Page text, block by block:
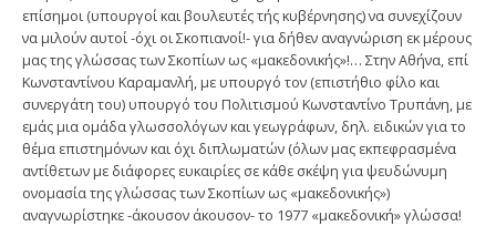
επίσημοι (υπουργοί και βουλευτές τής κυβέρνησης) να συνεχίζουν
να μιλούν αυτοί -όχι οι Σκοπιανοί!- για δήθεν αναγνώριση εκ μέρους
μας της γλώσσας των Σκοπίων ως «μακεδονικής»!… Στην Αθήνα, επί
Κωνσταντίνου Καραμανλή, με υπουργό τον (επιστήθιο φίλο και
συνεργάτη του) υπουργό του Πολιτισμού Κωνσταντίνο Τρυπάνη, με
εμάς μια ομάδα γλωσσολόγων και γεωγράφων, δηλ. ειδικών για το
θέμα επιστημόνων και όχι διπλωματών (όλων μας εκπεφρασμένα
αντίθετων με διάφορες ευκαιρίες σε κάθε σκέψη για ψευδώνυμη
ονομασία της γλώσσας των Σκοπίων ως «μακεδονικής»)
αναγνωρίστηκε -άκουσον άκουσον- το 1977 «μακεδονική» γλώσσα!